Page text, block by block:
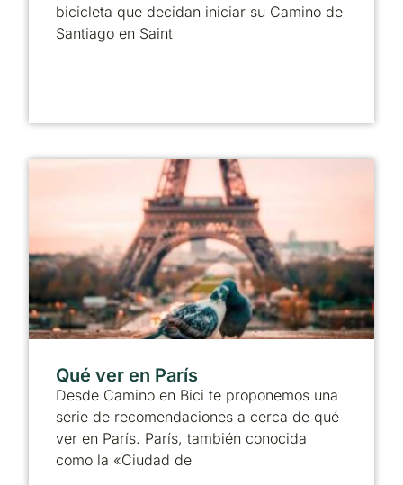
bicicleta que decidan iniciar su Camino de
Santiago en Saint
Qué ver en París
Desde Camino en Bici te proponemos una
serie de recomendaciones a cerca de qué
ver en París. París, también conocida
como la «Ciudad de